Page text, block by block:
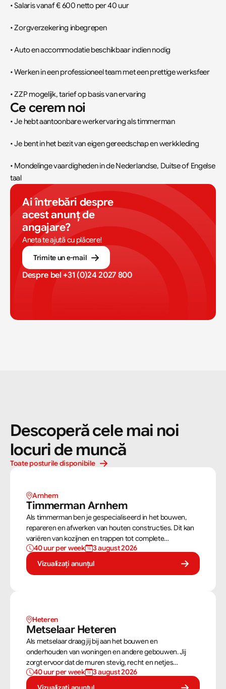
• Salaris vanaf € 600 netto per 40 uur
• Zorgverzekering inbegrepen
• Auto en accommodatie beschikbaar indien nodig
• Werken in een professioneel team met een prettige werksfeer
• ZZP mogelijk, tarief op basis van ervaring
Ce cerem noi
• Je hebt aantoonbare werkervaring als timmerman
• Je bent in het bezit van eigen gereedschap en werkkleding
• Mondelinge vaardigheden in de Nederlandse, Duitse of Engelse
taal
Ai întrebări despre
acest anunț de
angajare?
Aneta te ajută cu plăcere!
Trimite un e-mail
Despre bel +31 (0)24 2027 800
Descoperă cele mai noi
locuri de muncă
Toate posturile disponibile
Arnhem
Timmerman Arnhem
Als timmerman ben je gespecialiseerd in het bouwen,
repareren en afwerken van houten constructies. Dit kan
variëren van kozijnen en trappen tot complete
dakconstructies en gevels. Aan de hand van
bouwtekeningen zorg jij ervoor dat een constructie zowel
stevig als netjes is afgewerkt.
40 uur per week
3 august 2026
Vizualizați anunțul
Heteren
Metselaar Heteren
Als metselaar draag jij bij aan het bouwen en
onderhouden van woningen en andere gebouwen. Jij
zorgt ervoor dat de muren stevig, recht en netjes
opgebouwd worden. Aan de hand van een bouwtekening
weet jij precies hoe een muur gebouwd moet worden. Als
40 uur per week
3 august 2026